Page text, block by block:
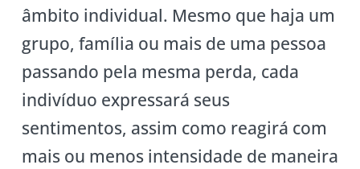
âmbito individual. Mesmo que haja um
grupo, família ou mais de uma pessoa
passando pela mesma perda, cada
indivíduo expressará seus
sentimentos, assim como reagirá com
mais ou menos intensidade de maneira